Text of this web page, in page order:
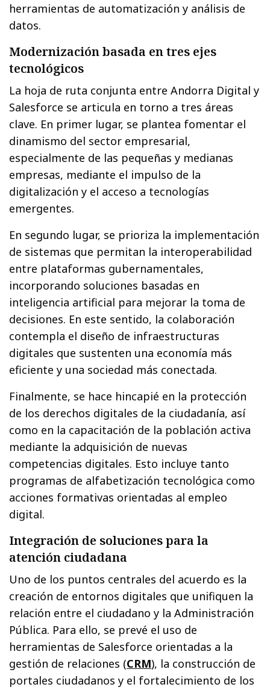
herramientas de automatización y análisis de
datos.
Modernización basada en tres ejes
tecnológicos
La hoja de ruta conjunta entre Andorra Digital y
Salesforce se articula en torno a tres áreas
clave. En primer lugar, se plantea fomentar el
dinamismo del sector empresarial,
especialmente de las pequeñas y medianas
empresas, mediante el impulso de la
digitalización y el acceso a tecnologías
emergentes.
En segundo lugar, se prioriza la implementación
de sistemas que permitan la interoperabilidad
entre plataformas gubernamentales,
incorporando soluciones basadas en
inteligencia artificial para mejorar la toma de
decisiones. En este sentido, la colaboración
contempla el diseño de infraestructuras
digitales que sustenten una economía más
eficiente y una sociedad más conectada.
Finalmente, se hace hincapié en la protección
de los derechos digitales de la ciudadanía, así
como en la capacitación de la población activa
mediante la adquisición de nuevas
competencias digitales. Esto incluye tanto
programas de alfabetización tecnológica como
acciones formativas orientadas al empleo
digital.
Integración de soluciones para la
atención ciudadana
Uno de los puntos centrales del acuerdo es la
creación de entornos digitales que unifiquen la
relación entre el ciudadano y la Administración
Pública. Para ello, se prevé el uso de
herramientas de Salesforce orientadas a la
gestión de relaciones (CRM), la construcción de
portales ciudadanos y el fortalecimiento de los